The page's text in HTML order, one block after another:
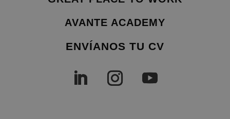
AVANTE ACADEMY
ENVÍANOS TU CV